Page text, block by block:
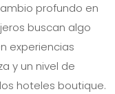
profundo en
buscan algo
experiencias
y un nivel de
hoteles boutique.